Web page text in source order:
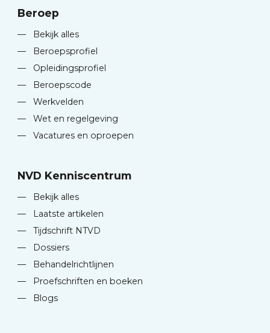
Beroep
—
Bekijk alles
—
Beroepsprofiel
—
Opleidingsprofiel
—
Beroepscode
—
Werkvelden
—
Wet en regelgeving
—
Vacatures en oproepen
NVD Kenniscentrum
—
Bekijk alles
—
Laatste artikelen
—
Tijdschrift NTVD
—
Dossiers
—
Behandelrichtlijnen
—
Proefschriften en boeken
—
Blogs